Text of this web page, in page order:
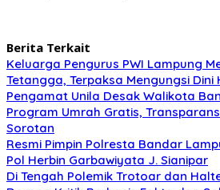
Berita Terkait
Keluarga Pengurus PWI Lampung
Tetangga, Terpaksa Mengungsi Dini
Pengamat Unila Desak Walikota
Program Umrah Gratis,
Sorotan
Resmi Pimpin Polresta Bandar
Pol Herbin Garbawiyata J. Sianipar
Di Tengah Polemik Trotoar dan